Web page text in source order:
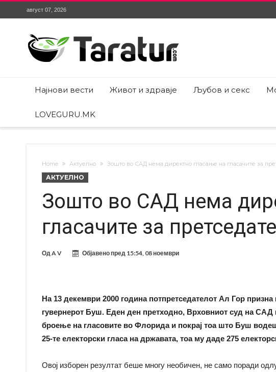
август 07, 2026
Најнови вести Живот и здравје Љубов и секс
LOVEGURU.MK
Home Актуелно Зошто во САД нема директно гласање на гласачите за
АКТУЕЛНО
Зошто во САД нема
гласачите за
ОдA V Објавено пред 15:54, 08 ноември
На 13 декември 2000 година потпретседателот Ал Гор
гувернерот Буш. Еден ден претходно, Врховниот суд на САД
броење на гласовите во Флорида и покрај тоа што Буш
25-те електорски гласа на државата, тоа му даде 275
Овој изборен резултат беше многу необичен, не само поради